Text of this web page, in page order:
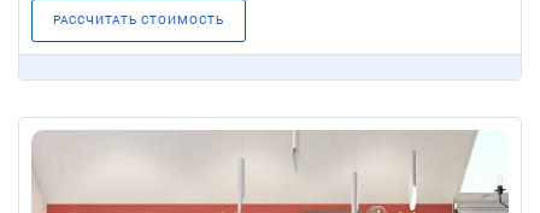
РАССЧИТАТЬ СТОИМОСТЬ